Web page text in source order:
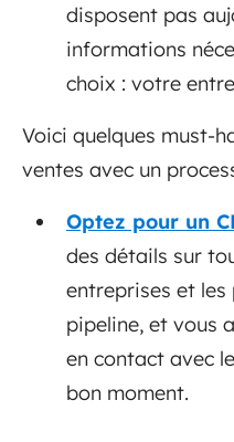
disposent pas
informations
choix : votre
Voici quelques must-
ventes avec un
Optez pour un
des détails sur
entreprises et
pipeline, et vous
en contact avec
bon moment.